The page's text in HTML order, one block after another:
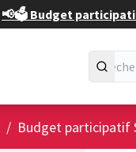
📢🗳️ Budget participatif
/ Budget participatif